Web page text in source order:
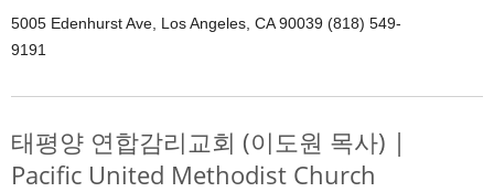
5005 Edenhurst Ave, Los Angeles, CA 90039 (818) 549-
9191
태평양 연합감리교회 (이도원 목사) |
Pacific United Methodist Church